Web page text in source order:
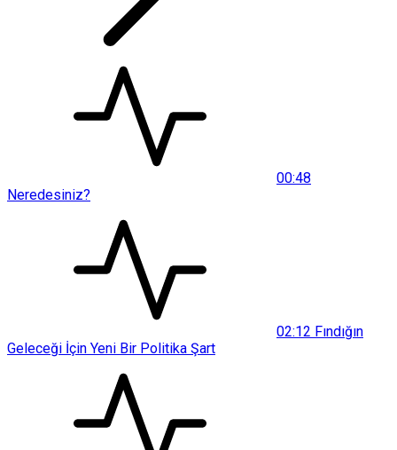
00:48
Neredesiniz?
02:12 Fındığın
Geleceği İçin Yeni Bir Politika Şart